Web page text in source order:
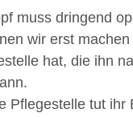
muss dringend
wir erst
hat, die ihn
Pflegestelle tut ihr